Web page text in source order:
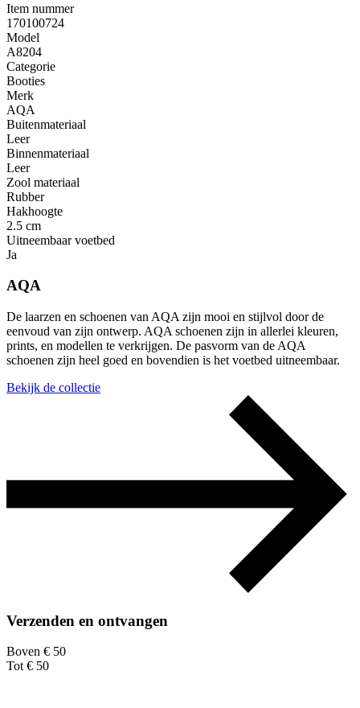
Item nummer
170100724
Model
A8204
Categorie
Booties
Merk
AQA
Buitenmateriaal
Leer
Binnenmateriaal
Leer
Zool materiaal
Rubber
Hakhoogte
2.5 cm
Uitneembaar voetbed
Ja
AQA
De laarzen en schoenen van AQA zijn mooi en stijlvol door de
eenvoud van zijn ontwerp. AQA schoenen zijn in allerlei kleuren,
prints, en modellen te verkrijgen. De pasvorm van de AQA
schoenen zijn heel goed en bovendien is het voetbed uitneembaar.
Bekijk de collectie
Verzenden en ontvangen
Boven € 50
Tot € 50